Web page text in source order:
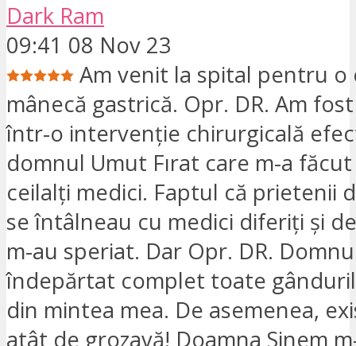
Dark Ram
09:41 08 Nov 23
Am venit la spital pentru o
mânecă gastrică. Opr. DR. Am
într-o intervenție chirurgicală
domnul Umut Fırat care m-a
ceilalți medici. Faptul că prietenii
se întâlneau cu medici diferiți și
m-au speriat. Dar Opr. DR.
îndepărtat complet toate
din mintea mea. De asemenea,
atât de grozavă! Doamna Sinem